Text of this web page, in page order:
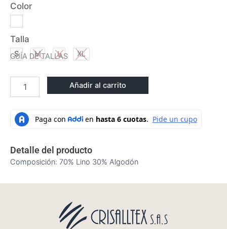
Color
Talla
S M L XL
CAMISA
DE
LINO
cantidad
Añadir al carrito
GUÍA DE TALLAS
Detalle del producto
Composición: 70% Lino 30% Algodón